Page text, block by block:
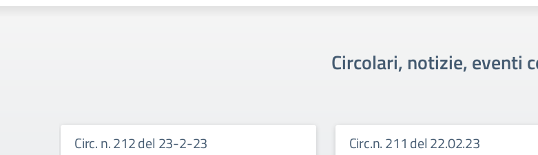
Circolari, notizie, eventi
Circ. n. 212 del 23-2-23 Circ.n. 211 del 22.02.23